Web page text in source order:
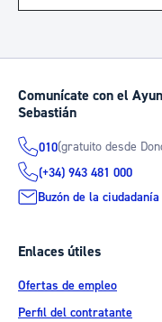
Comunícate con el
Sebastián
010(gratuito desde
(+34) 943 481 000
Buzón de la ciudadanía
Enlaces útiles
Ofertas de empleo
Perfil del contratante